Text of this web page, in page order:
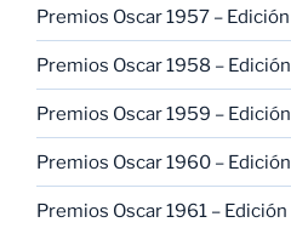
Premios Oscar 1957 –
Premios Oscar 1958 –
Premios Oscar 1959 –
Premios Oscar 1960 –
Premios Oscar 1961 –